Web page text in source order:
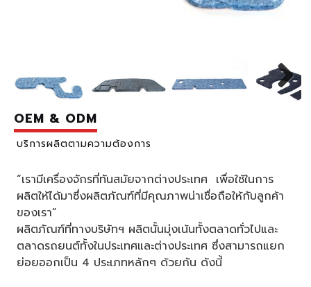
OEM & ODM
บริการผลิตตามความต้องการ
“เรามีเครื่องจักรที่ทันสมัยจากต่างประเทศ เพื่อใช้ในการ
ผลิตให้ได้มาซึ่งผลิตภัณฑ์ที่มีคุณภาพน่าเชื่อถือให้กับลูกค้า
ของเรา”
ผลิตภัณฑ์ที่ทางบริษัทฯ ผลิตนั้นมุ่งเน้นทั้งตลาดทั่วไปและ
ตลาดรถยนต์ทั้งในประเทศและต่างประเทศ ซึ่งสามารถแยก
ย่อยออกเป็น 4 ประเภทหลักๆ ด้วยกัน ดังนี้